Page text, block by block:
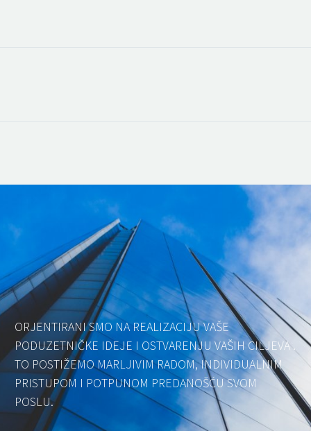
ORJENTIRANI SMO NA REALIZACIJU VAŠE
PODUZETNIČKE IDEJE I OSTVARENJU VAŠIH CILJEVA .
TO POSTIŽEMO MARLJIVIM RADOM, INDIVIDUALNIM
PRISTUPOM I POTPUNOM PREDANOŠĆU SVOM
POSLU.